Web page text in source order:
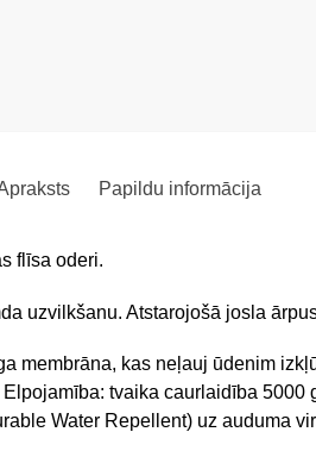
Papildu informācija
flīsa oderi.
uzvilkšanu. Atstarojošā josla
membrāna, kas neļauj ūdenim
tvaika caurlaidība
Water Repellent) uz auduma